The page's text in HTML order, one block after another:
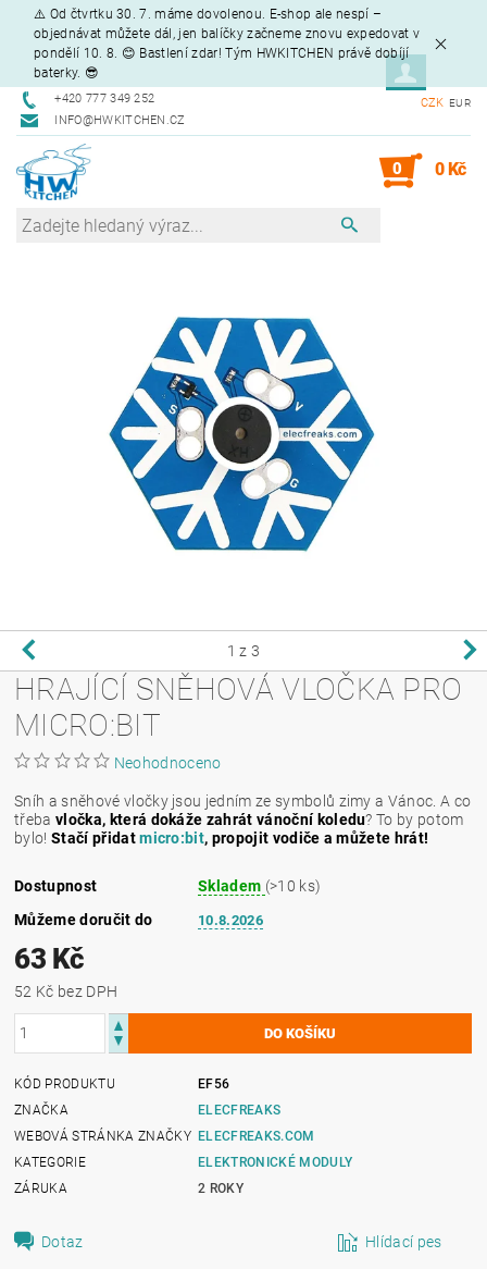
⚠️ Od čtvrtku 30. 7. máme dovolenou. E-shop ale nespí –
objednávat můžete dál, jen balíčky začneme znovu expedovat v
pondělí 10. 8. 😊 Bastlení zdar! Tým HWKITCHEN právě dobíjí
baterky. 😎
+420 777 349 252
INFO@HWKITCHEN.CZ
CZK EUR
0 0 Kč
1 z 3
HRAJÍCÍ SNĚHOVÁ VLOČKA PRO
MICRO:BIT
Neohodnoceno
Sníh a sněhové vločky jsou jedním ze symbolů zimy a Vánoc. A co
třebavločka, která dokáže zahrát vánoční koledu? To by potom
bylo!Stačí přidatmicro:bit, propojit vodiče a můžete hrát!
Dostupnost Skladem (>10 ks)
Můžeme doručit do
10.8.2026
63 Kč
52 Kč bez DPH
KÓD PRODUKTU
EF56
ZNAČKA
ELECFREAKS
WEBOVÁ STRÁNKA ZNAČKY ELECFREAKS.COM
KATEGORIE
ELEKTRONICKÉ MODULY
ZÁRUKA
2 ROKY
Dotaz Hlídací pes